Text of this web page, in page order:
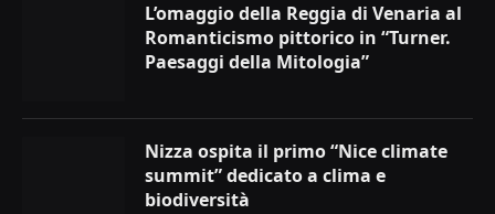
L’omaggio della Reggia di Venaria al
Romanticismo pittorico in “Turner.
Paesaggi della Mitologia”
Nizza ospita il primo “Nice climate
summit” dedicato a clima e
biodiversità